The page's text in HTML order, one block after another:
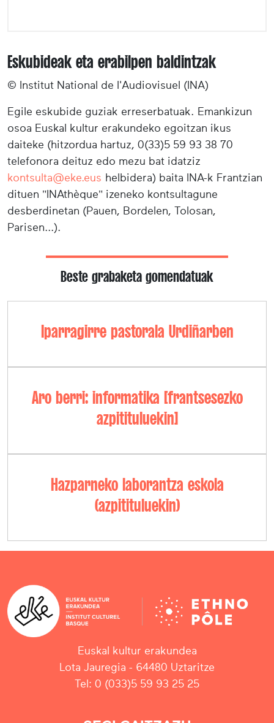
Eskubideak eta erabilpen baldintzak
© Institut National de l'Audiovisuel (INA)
Egile eskubide guziak erreserbatuak. Emankizun
osoa Euskal kultur erakundeko egoitzan ikus
daiteke (hitzordua hartuz, 0(33)5 59 93 38 70
telefonora deituz edo mezu bat idatziz
kontsulta@eke.eus helbidera) baita INA-k Frantzian
dituen "INAthèque" izeneko kontsultagune
desberdinetan (Pauen, Bordelen, Tolosan,
Parisen...).
Beste grabaketa gomendatuak
Iparragirre pastorala Urdiñarben
Aro berri: informatika [frantsesezko
azpitituluekin]
Hazparneko laborantza eskola
(azpitituluekin)
Euskal kultur erakundea
Lota Jauregia - 64480 Uztaritze
Tel: 0 (033)5 59 93 25 25